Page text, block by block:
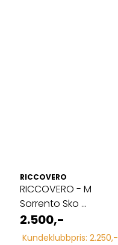
RICCOVERO
RICCOVERO - M
Sorrento Sko ...
2.500,-
Kundeklubbpris: 2.250,-